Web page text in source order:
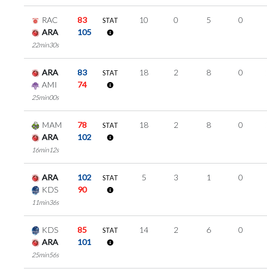
RAC
83
ARA
105
22min30s
STAT 10 0 5 0
ARA
83
AMI
74
25min00s
STAT 18 2 8 0
MAM
78
ARA
102
16min12s
STAT 18 2 8 0
ARA
102
KDS
90
11min36s
STAT 5 3 1 0
KDS
85
ARA
101
25min56s
STAT 14 2 6 0